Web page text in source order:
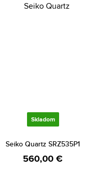
Skladom
Seiko Quartz SRZ535P1
560,00 €